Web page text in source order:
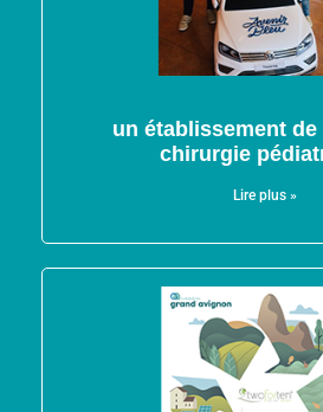
un établissement de
chirurgie
Lire plus »